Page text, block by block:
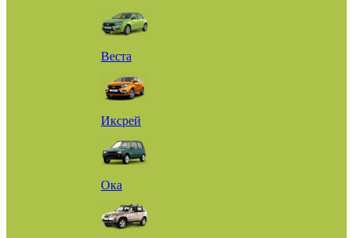
Веста
Иксрей
Ока